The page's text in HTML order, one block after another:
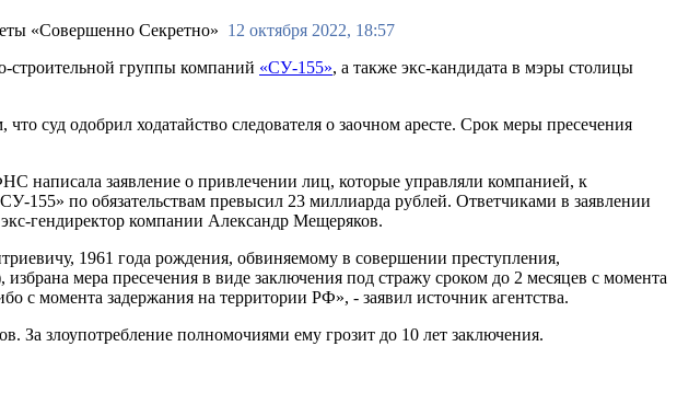
12 октября 2022, 18:57
строительной группы компаний «СУ-155», а также экс-кандидата в мэры столицы
суд одобрил ходатайство следователя о заочном аресте. Срок меры пресечения
написала заявление о привлечении лиц, которые управляли компанией, к
155» по обязательствам превысил 23 миллиарда рублей. Ответчиками в заявлении
гендиректор компании Александр Мещеряков.
1961 года рождения, обвиняемому в совершении преступления,
мера пресечения в виде заключения под стражу сроком до 2 месяцев с момента
с момента задержания на территории РФ», - заявил источник агентства.
За злоупотребление полномочиями ему грозит до 10 лет заключения.